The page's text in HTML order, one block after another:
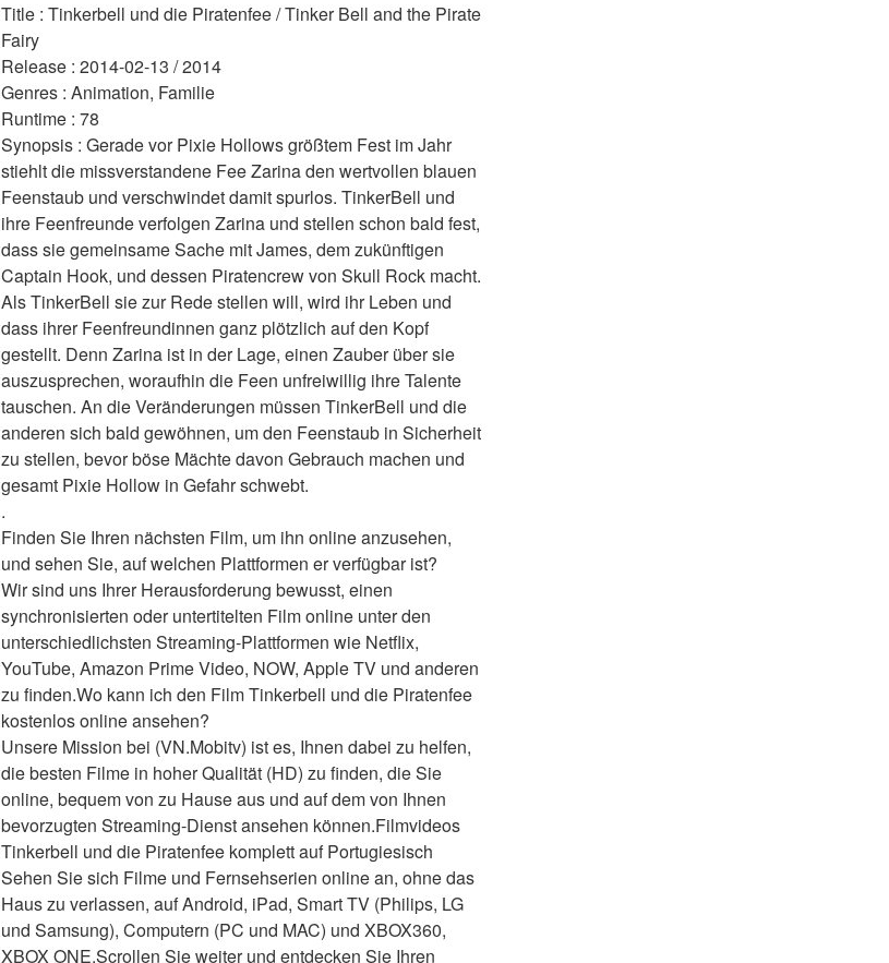
Title : Tinkerbell und die Piratenfee / Tinker Bell and the Pirate
Fairy
Release : 2014-02-13 / 2014
Genres : Animation, Familie
Runtime : 78
Synopsis : Gerade vor Pixie Hollows größtem Fest im Jahr
stiehlt die missverstandene Fee Zarina den wertvollen blauen
Feenstaub und verschwindet damit spurlos. TinkerBell und
ihre Feenfreunde verfolgen Zarina und stellen schon bald fest,
dass sie gemeinsame Sache mit James, dem zukünftigen
Captain Hook, und dessen Piratencrew von Skull Rock macht.
Als TinkerBell sie zur Rede stellen will, wird ihr Leben und
dass ihrer Feenfreundinnen ganz plötzlich auf den Kopf
gestellt. Denn Zarina ist in der Lage, einen Zauber über sie
auszusprechen, woraufhin die Feen unfreiwillig ihre Talente
tauschen. An die Veränderungen müssen TinkerBell und die
anderen sich bald gewöhnen, um den Feenstaub in Sicherheit
zu stellen, bevor böse Mächte davon Gebrauch machen und
gesamt Pixie Hollow in Gefahr schwebt.
.
Finden Sie Ihren nächsten Film, um ihn online anzusehen,
und sehen Sie, auf welchen Plattformen er verfügbar ist?
Wir sind uns Ihrer Herausforderung bewusst, einen
synchronisierten oder untertitelten Film online unter den
unterschiedlichsten Streaming-Plattformen wie Netflix,
YouTube, Amazon Prime Video, NOW, Apple TV und anderen
zu finden.Wo kann ich den Film Tinkerbell und die Piratenfee
kostenlos online ansehen?
Unsere Mission bei (VN.Mobitv) ist es, Ihnen dabei zu helfen,
die besten Filme in hoher Qualität (HD) zu finden, die Sie
online, bequem von zu Hause aus und auf dem von Ihnen
bevorzugten Streaming-Dienst ansehen können.Filmvideos
Tinkerbell und die Piratenfee komplett auf Portugiesisch
Sehen Sie sich Filme und Fernsehserien online an, ohne das
Haus zu verlassen, auf Android, iPad, Smart TV (Philips, LG
und Samsung), Computern (PC und MAC) und XBOX360,
XBOX ONE.Scrollen Sie weiter und entdecken Sie Ihren